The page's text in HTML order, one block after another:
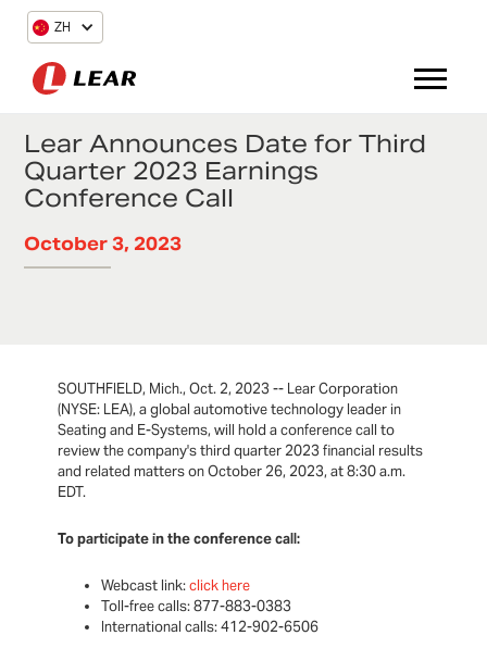
ZH
Lear Announces Date for Third
Quarter 2023 Earnings
Conference Call
October 3, 2023
SOUTHFIELD, Mich., Oct. 2, 2023 -- Lear Corporation
(NYSE: LEA), a global automotive technology leader in
Seating and E-Systems, will hold a conference call to
review the company's third quarter 2023 financial results
and related matters on October 26, 2023, at 8:30 a.m.
EDT.
To participate in the conference call:
Webcast link:click here
Toll-free calls: 877-883-0383
International calls: 412-902-6506